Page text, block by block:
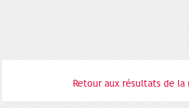
Retour aux résultats de la